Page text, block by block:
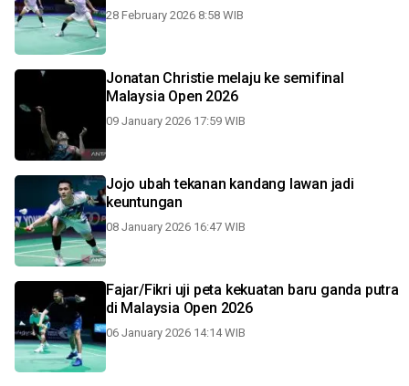
28 February 2026 8:58 WIB
Jonatan Christie melaju ke semifinal
Malaysia Open 2026
09 January 2026 17:59 WIB
Jojo ubah tekanan kandang lawan jadi
keuntungan
08 January 2026 16:47 WIB
Fajar/Fikri uji peta kekuatan baru ganda putra
di Malaysia Open 2026
06 January 2026 14:14 WIB